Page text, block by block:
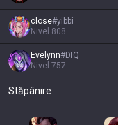
close#yibbi
Nivel 808
Evelynn#DIQ
Nivel 757
Stăpânire